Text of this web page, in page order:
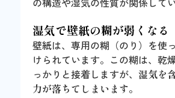
湿気で壁紙の糊が弱くなる
壁紙は、専用の糊（のり）を使
けられています。この糊は、乾
っかりと接着しますが、湿気を
力が落ちてしまいます。